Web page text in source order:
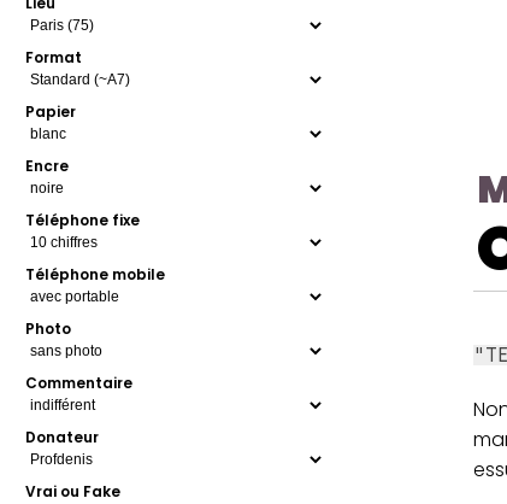
Format
Papier
Encre
Téléphone fixe
Téléphone mobile
Photo
Commentaire
Donateur
Vrai ou Fake